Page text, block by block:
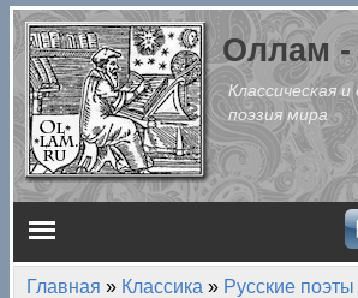
Перейти к основному содержанию
Оллам -
Классическая
поэзия мира
Главное меню
Главная » Классика » Русские поэты